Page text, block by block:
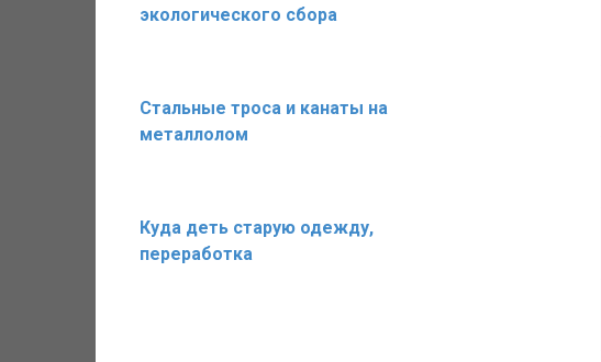
экологического сбора
Стальные троса и канаты на
металлолом
Куда деть старую одежду,
переработка